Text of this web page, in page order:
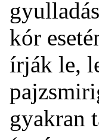
kór
írják le,
gyakran